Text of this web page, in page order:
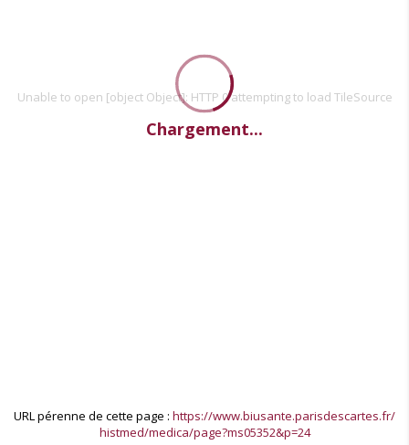
Unable to open [object Object]: HTTP 0 attempting to load TileSource
Chargement...
URL pérenne de cette page : https://www.biusante.parisdescartes.fr/
histmed/medica/page?ms05352&p=24